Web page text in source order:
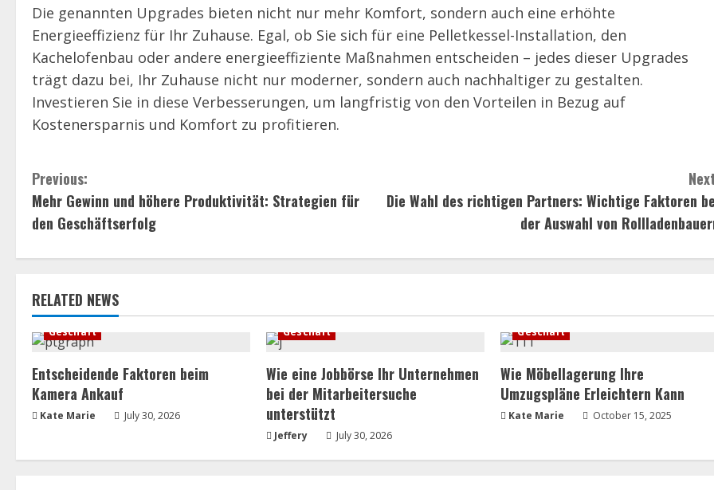
Die genannten Upgrades bieten nicht nur mehr Komfort, sondern auch eine erhöhte
Energieeffizienz für Ihr Zuhause. Egal, ob Sie sich für eine Pelletkessel-Installation, den
Kachelofenbau oder andere energieeffiziente Maßnahmen entscheiden – jedes dieser Upgrades
trägt dazu bei, Ihr Zuhause nicht nur moderner, sondern auch nachhaltiger zu gestalten.
Investieren Sie in diese Verbesserungen, um langfristig von den Vorteilen in Bezug auf
Kostenersparnis und Komfort zu profitieren.
C
o
n
i
n
u
e
R
Previous:
Mehr Gewinn und höhere Produktivität: Strategien für
den Geschäftserfolg
Die Wahl des richtigen Partners: Wichtige Faktoren
der Auswahl von
RELATED NEWS
Geschäft
Entscheidende Faktoren beim
Kamera Ankauf
Kate Marie July 30, 2026
Geschäft
Wie eine Jobbörse Ihr Unternehmen
bei der Mitarbeitersuche
unterstützt
Jeffery July 30, 2026
Geschäft
Wie Möbellagerung Ihre
Umzugspläne Erleichtern Kann
Kate Marie October 15, 2025